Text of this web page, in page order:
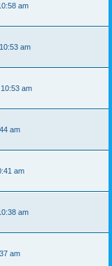
am
am
am
am
am
am
am